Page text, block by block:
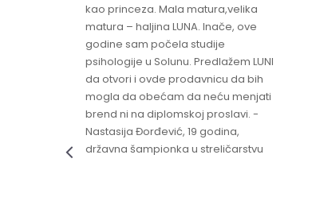
kao princeza. Mala matura,velika
matura – haljina LUNA. Inače, ove
godine sam počela studije
psihologije u Solunu. Predlažem LUNI
da otvori i ovde prodavnicu da bih
mogla da obećam da neću menjati
brend ni na diplomskoj proslavi. -
Nastasija Đorđević, 19 godina,
državna šampionka u streličarstvu